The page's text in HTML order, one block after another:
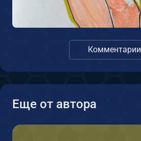
Комментарии
Еще от автора